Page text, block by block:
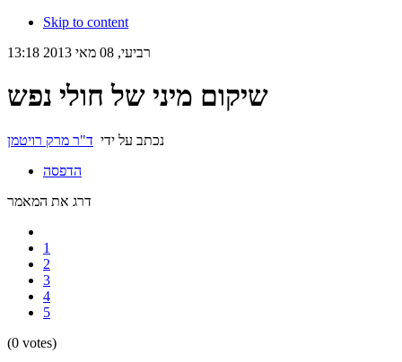
Skip to content
רביעי, 08 מאי 2013 13:18
שיקום מיני של חולי נפש
נכתב על ידי ד"ר מרק רויטמן
הדפסה
דרג את המאמר
1
2
3
4
5
(0 votes)